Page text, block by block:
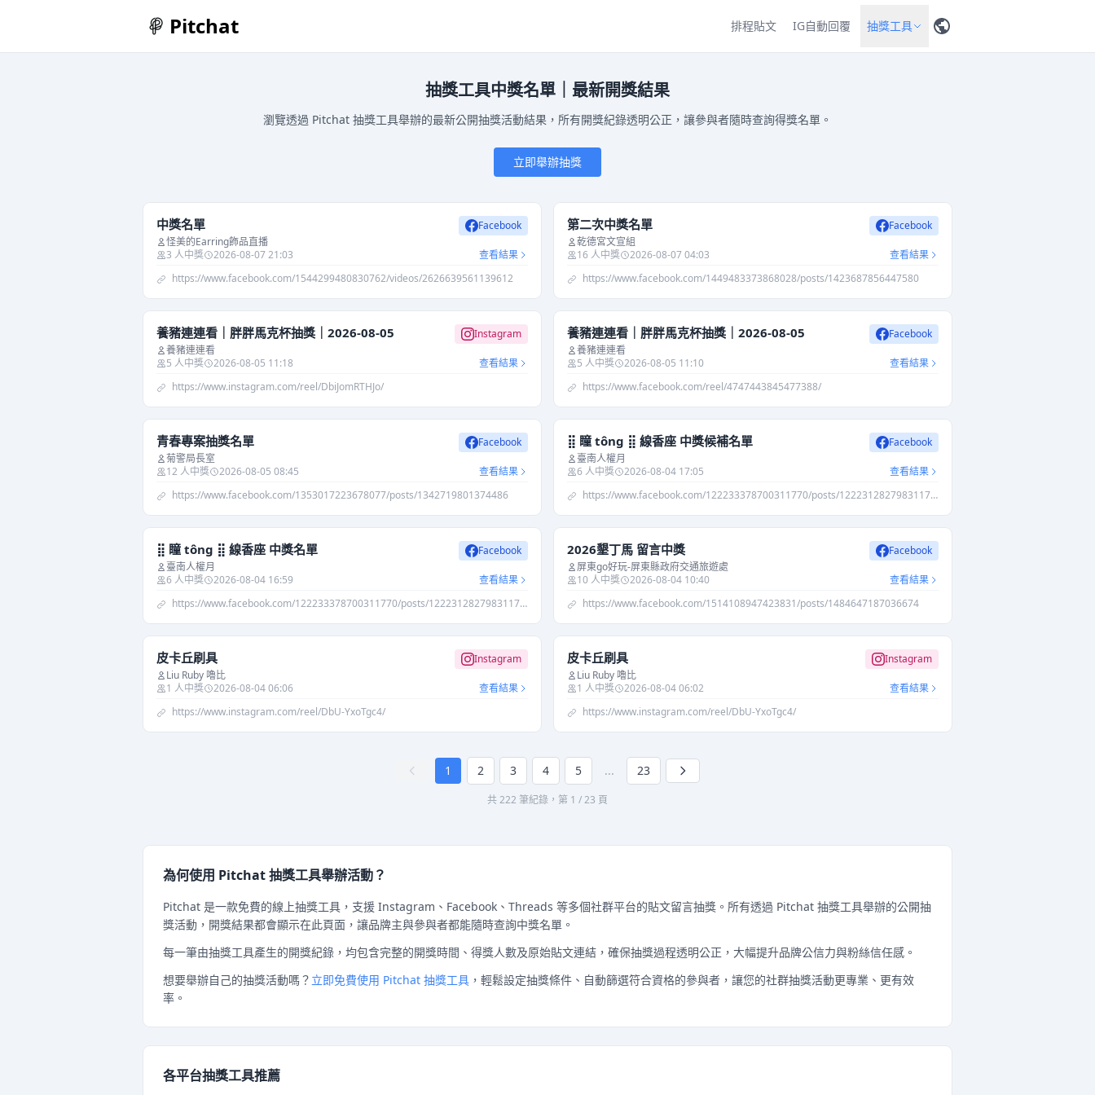
Pitchat 排程貼文 IG自動回覆 抽獎工具
抽獎工具中獎名單｜最新開獎結果
瀏覽透過 Pitchat 抽獎工具舉辦的最新公開抽獎活動結果，所有開獎紀錄透明公正，讓參與者隨時查詢得獎名單。
立即舉辦抽獎
中獎名單
Facebook
怪美的Earring飾品直播
3 人中獎
2026-08-07 21:03
查看結果
https://www.facebook.com/1544299480830762/videos/2626639561139612
第二次中獎名單
Facebook
乾德宮文宣組
16 人中獎
2026-08-07 04:03
查看結果
https://www.facebook.com/1449483373868028/posts/1423687856447580
養豬連連看｜胖胖馬克杯抽獎｜2026-08-05
Instagram
養豬連連看
5 人中獎
2026-08-05 11:18
查看結果
https://www.instagram.com/reel/DbiJomRTHJo/
養豬連連看｜胖胖馬克杯抽獎｜2026-08-05
Facebook
養豬連連看
5 人中獎
2026-08-05 11:10
查看結果
https://www.facebook.com/reel/4747443845477388/
青春專案抽獎名單
Facebook
菊警局長室
12 人中獎
2026-08-05 08:45
查看結果
https://www.facebook.com/1353017223678077/posts/1342719801374486
⣿ 瞳 tông ⣿ 線香座 中獎候補名單
Facebook
臺南人權月
6 人中獎
2026-08-04 17:05
查看結果
https://www.facebook.com/122233378700311770/posts/122231282798311770
⣿ 瞳 tông ⣿ 線香座 中獎名單
Facebook
臺南人權月
6 人中獎
2026-08-04 16:59
查看結果
https://www.facebook.com/122233378700311770/posts/122231282798311770
2026墾丁馬 留言中獎
Facebook
屏東go好玩-屏東縣政府交通旅遊處
10 人中獎
2026-08-04 10:40
查看結果
https://www.facebook.com/1514108947423831/posts/1484647187036674
皮卡丘刷具
Instagram
Liu Ruby 嚕比
1 人中獎
2026-08-04 06:06
查看結果
https://www.instagram.com/reel/DbU-YxoTgc4/
皮卡丘刷具
Instagram
Liu Ruby 嚕比
1 人中獎
2026-08-04 06:02
查看結果
https://www.instagram.com/reel/DbU-YxoTgc4/
1 2 3 4 5 ... 23
共 222 筆紀錄，第 1 / 23 頁
為何使用 Pitchat 抽獎工具舉辦活動？
Pitchat 是一款免費的線上抽獎工具，支援 Instagram、Facebook、Threads 等多個社群平台的貼文留言抽獎。所有透過 Pitchat 抽獎工具舉辦的公開抽
獎活動，開獎結果都會顯示在此頁面，讓品牌主與參與者都能隨時查詢中獎名單。
每一筆由抽獎工具產生的開獎紀錄，均包含完整的開獎時間、得獎人數及原始貼文連結，確保抽獎過程透明公正，大幅提升品牌公信力與粉絲信任感。
想要舉辦自己的抽獎活動嗎？ 立即免費使用 Pitchat 抽獎工具 ，輕鬆設定抽獎條件、自動篩選符合資格的參與者，讓您的社群抽獎活動更專業、更有效
率。
各平台抽獎工具推薦